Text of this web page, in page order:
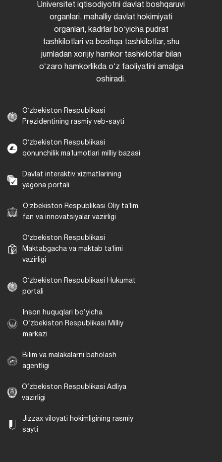
Universitet iqtisodiyotni davlat boshqaruvi
organlari, mahalliy davlat hokimiyati
organlari, kadrlar boʻyicha pudrat
tashkilotlari va boshqa tashkilotlar, shu
jumladan xorijiy hamkor tashkilotlar bilan
oʻzaro hamkorlikda oʻz faoliyatini amalga
oshiradi.
Oʻzbekiston Respublikasi
Prezidentining rasmiy veb-sayti
Oʻzbekiston Respublikasi
qonunchilik maʼlumotlari milliy bazasi
Davlat interaktiv xizmatlarining
yagona portali
Oʻzbekiston Respublikasi Oliy taʼlim,
fan va innovatsiyalar vazirligi
Oʻzbekiston Respublikasi
Maktabgacha va maktab taʼlimi
vazirligi
Oʻzbekiston Respublikasi Hukumat
portali
Inson huquqlari bo‘yicha
O‘zbekiston Respublikasi Milliy
markazi
Bilim va malakalarni baholash
agentligi
O‘zbekiston Respublikasi Adliya
vazirligi
Jizzax viloyati hokimligining rasmiy
sayti